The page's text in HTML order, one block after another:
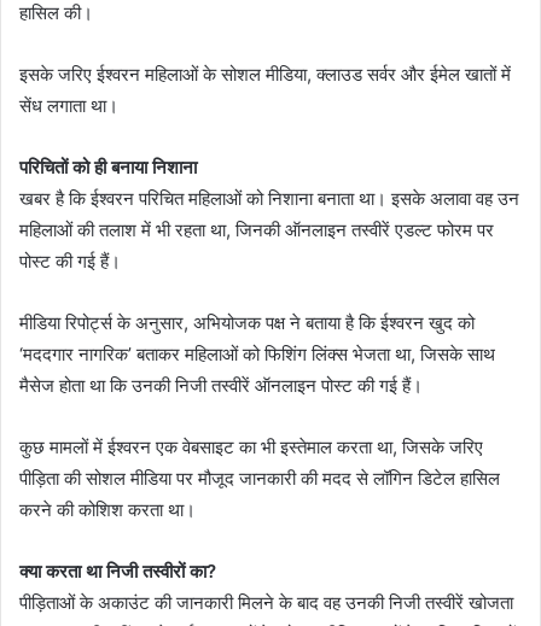
हासिल की।
इसके जरिए ईश्वरन महिलाओं के सोशल मीडिया, क्लाउड सर्वर और ईमेल खातों में
सेंध लगाता था।
परिचितों को ही बनाया निशाना
खबर है कि ईश्वरन परिचित महिलाओं को निशाना बनाता था। इसके अलावा वह उन
महिलाओं की तलाश में भी रहता था, जिनकी ऑनलाइन तस्वीरें एडल्ट फोरम पर
पोस्ट की गई हैं।
मीडिया रिपोर्ट्स के अनुसार, अभियोजक पक्ष ने बताया है कि ईश्वरन खुद को
‘मददगार नागरिक’ बताकर महिलाओं को फिशिंग लिंक्स भेजता था, जिसके साथ
मैसेज होता था कि उनकी निजी तस्वीरें ऑनलाइन पोस्ट की गई हैं।
कुछ मामलों में ईश्वरन एक वेबसाइट का भी इस्तेमाल करता था, जिसके जरिए
पीड़िता की सोशल मीडिया पर मौजूद जानकारी की मदद से लॉगिन डिटेल हासिल
करने की कोशिश करता था।
क्या करता था निजी तस्वीरों का?
पीड़िताओं के अकाउंट की जानकारी मिलने के बाद वह उनकी निजी तस्वीरें खोजता